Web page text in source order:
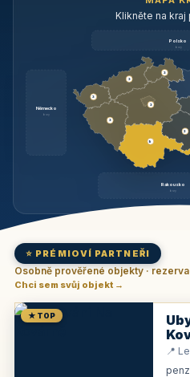
Klikněte na kraj
Polsko
brzy
Německo
brzy
Rakousko
brzy
3
9
3
3
3
3
2
⭐ PRÉMIOVÍ PARTNEŘI
Osobně prověřené objekty ·
Chci sem svůj objekt →
★ TOP
📍